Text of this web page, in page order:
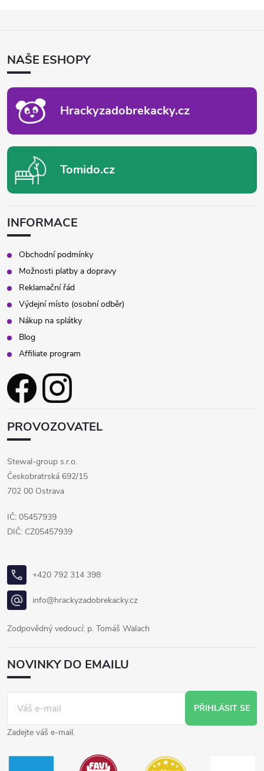
ANAŠE ESHOPY
Hrackyzadobrekacky.cz
Tomido.cz
INFORMACE
Obchodní podmínky
Možnosti platby a dopravy
Reklamační řád
Výdejní místo (osobní odběr)
Nákup na splátky
Blog
Affiliate program
PROVOZOVATEL
Stewal-group s.r.o.
Českobratrská 692/15
702 00 Ostrava
IČ: 05457939
DIČ: CZ05457939
+420 792 314 398
info@hrackyzadobrekacky.cz
Zodpovědný vedoucí: p. Tomáš Walach
NOVINKY DO EMAILU
PŘIHLÁSIT SE
Zadejte váš e-mail.